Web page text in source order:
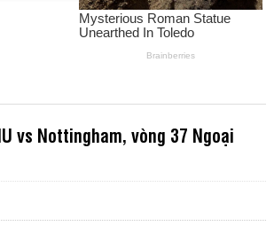
vs Nottingham, vòng 37 Ngoại